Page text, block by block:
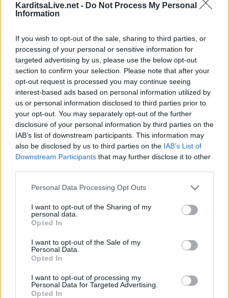
KarditsaLive.net - Do Not Process My Personal
Information
If you wish to opt-out of the sale, sharing to third parties, or
processing of your personal or sensitive information for
targeted advertising by us, please use the below opt-out
section to confirm your selection. Please note that after your
opt-out request is processed you may continue seeing
interest-based ads based on personal information utilized by
us or personal information disclosed to third parties prior to
your opt-out. You may separately opt-out of the further
disclosure of your personal information by third parties on the
IAB’s list of downstream participants. This information may
also be disclosed by us to third parties on the IAB’s List of
Downstream Participants that may further disclose it to other
Personal Data Processing Opt Outs
I want to opt-out of the Sharing of my
personal data.
Opted In
I want to opt-out of the Sale of my
Personal Data.
Opted In
I want to opt-out of processing my
Personal Data for Targeted Advertising.
Opted In
Βασ. Σίσκος: " Η Πολιτεία να επενδύσει
στο κεφάλαιο της εκπαίδευσης και της
Αγαπητοί συνάδελφοι. Χρόνια Πολλά.
Καλή επιτυχία σε όλους, σε όσους αναμένουνε διορισμό
και πρόσληψη.